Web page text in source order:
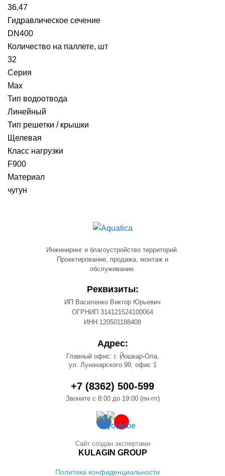
36,47
Гидравлическое сечение
DN400
Количество на паллете, шт
32
Серия
Max
Тип водоотвода
Линейный
Тип решетки / крышки
Щелевая
Класс нагрузки
F900
Материал
чугун
Инжиниринг и благоустройство территорий.
Проектирование, продажа, монтаж и
обслуживание.
Реквизиты:
ИП Василенко Виктор Юрьевич
ОГРНИП 314121524100064
ИНН 120501188408
Адрес:
Главный офис: г. Йошкар-Ола,
ул. Луначарского 99, офис 1
+7 (8362) 500-599
Звоните с 8:00 до 19:00 (пн-пт)
Политика конфиденциальности
Сайт создан экспертами
KULAGIN GROUP